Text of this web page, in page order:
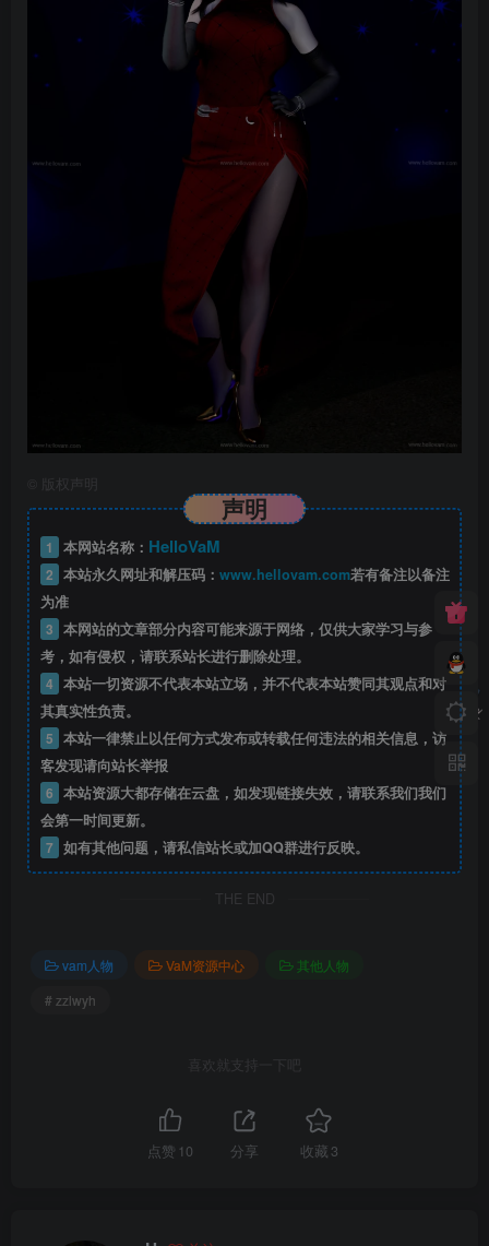
版权声明
声明
1 本网站名称： HelloVaM
2 本站永久网址和解压码： www.hellovam.com若有备注以备注
为准
3 本网站的文章部分内容可能来源于网络，仅供大家学习与参
考，如有侵权，请联系站长进行删除处理。
4 本站一切资源不代表本站立场，并不代表本站赞同其观点和对
其真实性负责。
5 本站一律禁止以任何方式发布或转载任何违法的相关信息，访
客发现请向站长举报
6 本站资源大都存储在云盘，如发现链接失效，请联系我们我们
会第一时间更新。
7 如有其他问题，请私信站长或加QQ群进行反映。
THE END
vam人物 VaM资源中心
其他人物
# zzlwyh
喜欢就支持一下吧
点赞 10 分享 收藏 3